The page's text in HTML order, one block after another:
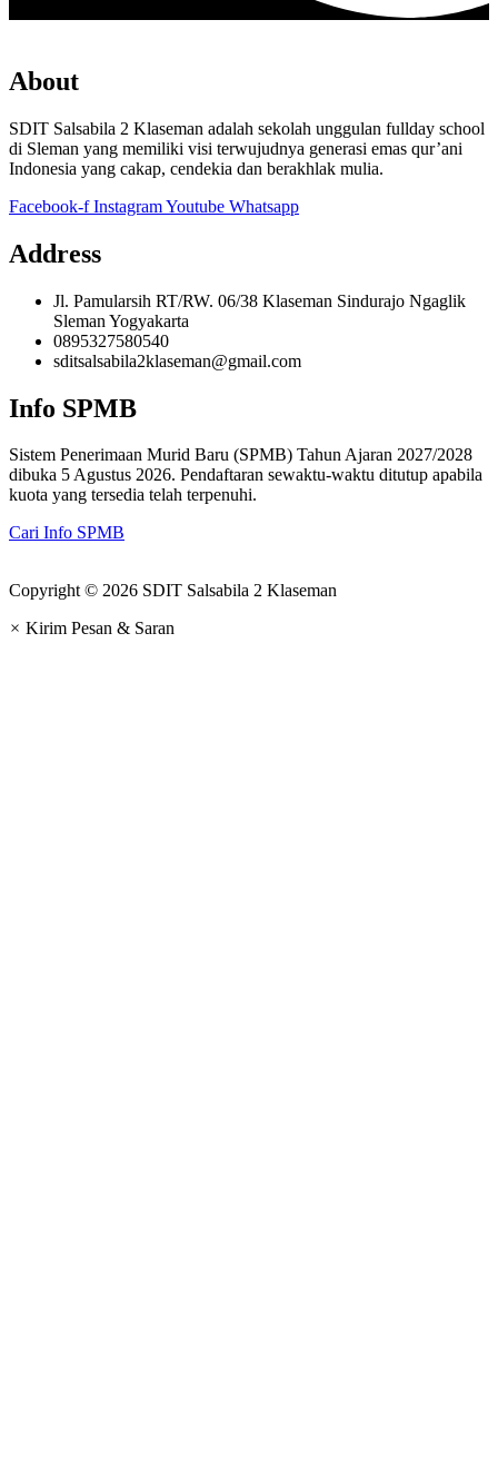
About
SDIT Salsabila 2 Klaseman adalah sekolah unggulan fullday school
di Sleman yang memiliki visi terwujudnya generasi emas qur’ani
Indonesia yang cakap, cendekia dan berakhlak mulia.
Facebook-f InstagramYoutube Whatsapp
Address
Jl. Pamularsih RT/RW. 06/38 Klaseman Sindurajo Ngaglik
Sleman Yogyakarta
0895327580540
sditsalsabila2klaseman@gmail.com
Info SPMB
Sistem Penerimaan Murid Baru (SPMB) Tahun Ajaran 2027/2028
dibuka 5 Agustus 2026. Pendaftaran sewaktu-waktu ditutup apabila
kuota yang tersedia telah terpenuhi.
Cari Info SPMB
Copyright © 2026 SDIT Salsabila 2 Klaseman
× Kirim Pesan & Saran